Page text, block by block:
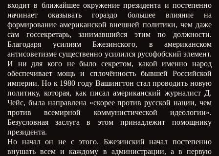
входит в ближайшее окружение президента и постепенно
начинает оказывать гораздо большее влияние на
формирование американской внешней политики, чем даже
сам госсекретарь, занимавшийся этим по должности.
Благодаря усилиям Бжезинского, в американском
антисоветизме существенно усилился русофобский элемент.
И ни для кого не было секретом, какой именно народ
обеспечивает мощь и сплочённость бывшей Российской
империи. Но к 1980 году Вашингтон стал проводить новую
политику, которая, как писал американский журналист Д.
Чейс, была направлена «скорее против русской нации, чем
против всемирной коммунистической идеологии».
Безусловная заслуга в этом принадлежит помощнику
президента.
Но начал он не с этого. Бжезинский начал постепенно
внушать всем и каждому в администрации, а в первую